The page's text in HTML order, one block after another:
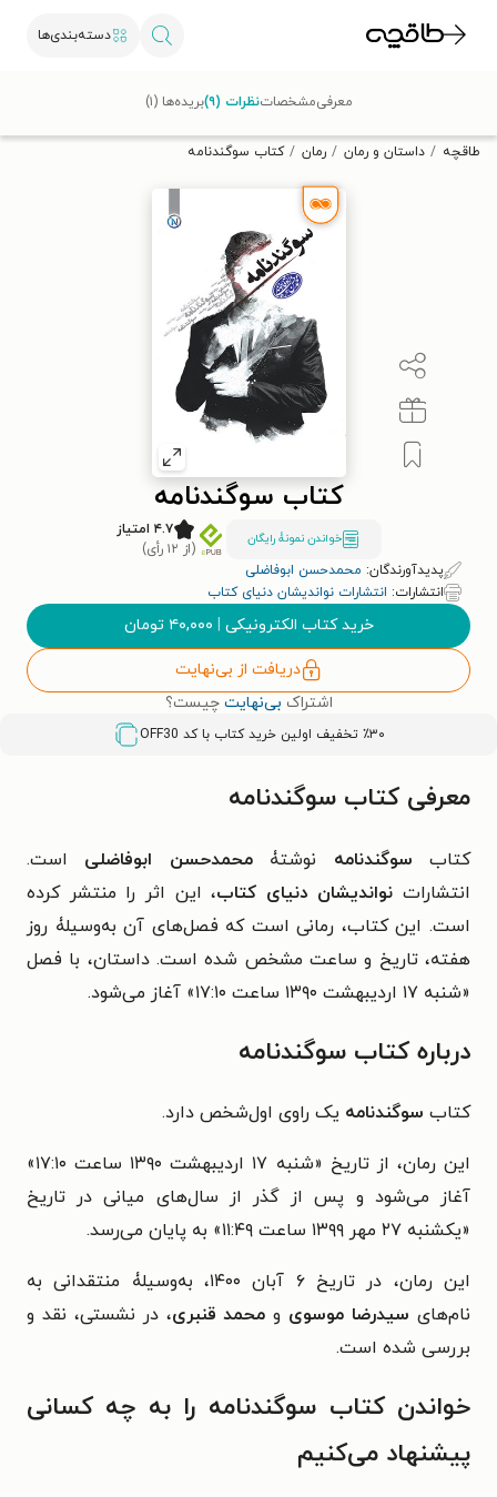
دسته‌بندی‌ها
تخفیف از طاقچه دریافت کن.
طاقچه داستان و رمان رمان کتاب سوگندنامه
کتاب سوگندنامه
خواندن نمونۀ رایگان
۴.۷ امتیاز
(از ۱۲ رأی)
پدیدآورندگان: محمدحسن ابوفاضلی
انتشارات: انتشارات نواندیشان دنیای کتاب
خرید کتاب الکترونیکی | ۴۰,۰۰۰ تومان
دریافت از بی‌نهایت
اشتراک بی‌نهایت چیست؟
٪۳۰ تخفیف اولین خرید کتاب با کد OFF30
معرفیمشخصاتنظرات (۹) بریده‌ها (۱)
معرفی کتاب سوگندنامه
کتاب سوگندنامه نوشتۀ محمدحسن ابوفاضلی است.
انتشارات نواندیشان دنیای کتاب، این اثر را منتشر کرده
است. این کتاب، رمانی است که فصل‌های آن به‌وسیلۀ روز
هفته، تاریخ و ساعت مشخص شده است. داستان، با فصل
«شنبه ۱۷ اردیبهشت ۱۳۹۰ ساعت ۱۷:۱۰» آغاز می‌شود.
درباره کتاب سوگندنامه
کتاب سوگندنامه یک راوی اول‌شخص دارد.
این رمان، از تاریخ «شنبه ۱۷ اردیبهشت ۱۳۹۰ ساعت ۱۷:۱۰»
آغاز می‌شود و پس از گذر از سال‌های میانی در تاریخ
«یکشنبه ۲۷ مهر ۱۳۹۹ ساعت ۱۱:۴۹» به پایان می‌رسد.
این رمان، در تاریخ ۶ آبان ۱۴۰۰، به‌وسیلۀ
منتقدانی به
نام‌های سیدرضا موسوی و محمد قنبری، در نشستی، نقد و
بررسی شده است.
خواندن کتاب سوگندنامه را به چه کسانی
پیشنهاد می‌کنیم